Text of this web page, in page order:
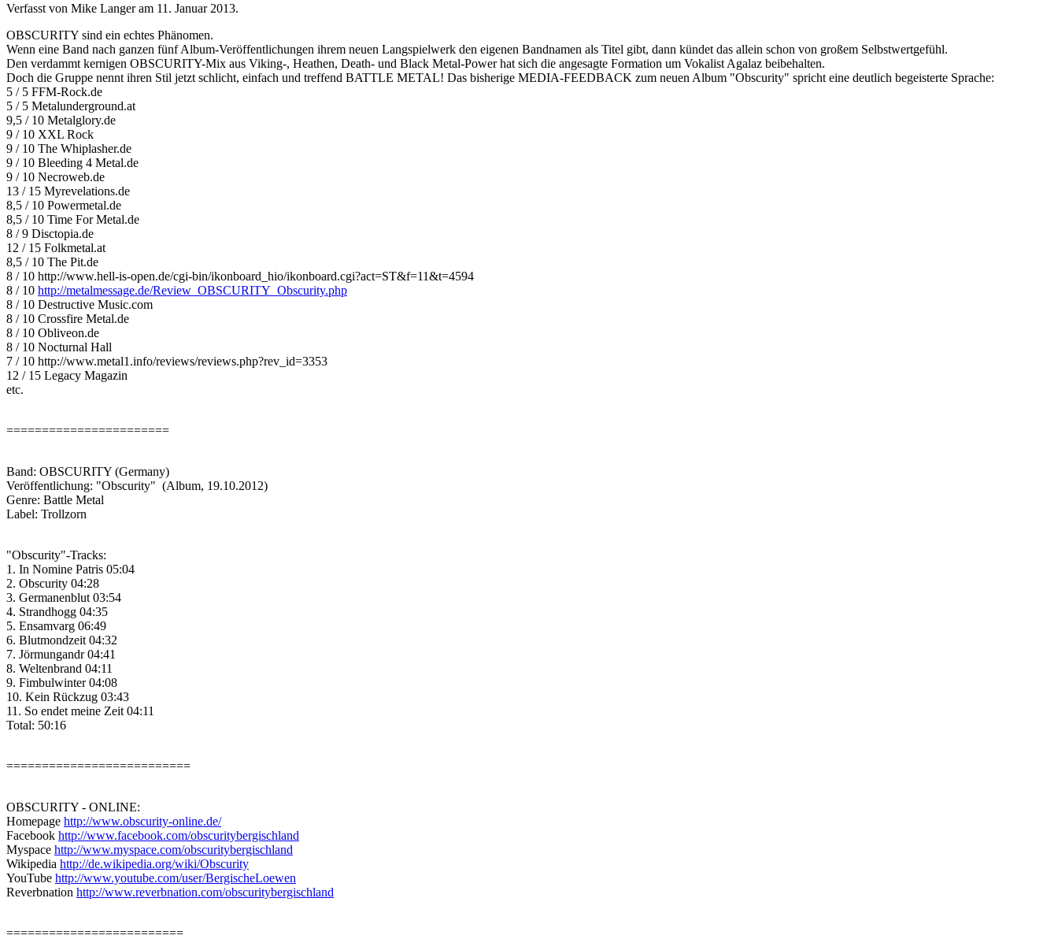
Verfasst von Mike Langer am 11. Januar 2013.
OBSCURITY sind ein echtes Phänomen.
Wenn eine Band nach ganzen fünf Album-Veröffentlichungen ihrem neuen Langspielwerk den eigenen Bandnamen als Titel gibt, dann kündet das allein schon von großem Selbstwertgefühl.
Den verdammt kernigen OBSCURITY-Mix aus Viking-, Heathen, Death- und Black Metal-Power hat sich die angesagte Formation um Vokalist Agalaz beibehalten.
Doch die Gruppe nennt ihren Stil jetzt schlicht, einfach und treffend BATTLE METAL! Das bisherige MEDIA-FEEDBACK zum neuen Album "Obscurity" spricht eine deutlich begeisterte Sprache:
5 / 5 FFM-Rock.de
5 / 5 Metalunderground.at
9,5 / 10 Metalglory.de
9 / 10 XXL Rock
9 / 10 The Whiplasher.de
9 / 10 Bleeding 4 Metal.de
9 / 10 Necroweb.de
13 / 15 Myrevelations.de
8,5 / 10 Powermetal.de
8,5 / 10 Time For Metal.de
8 / 9 Disctopia.de
12 / 15 Folkmetal.at
8,5 / 10 The Pit.de
8 / 10 http://www.hell-is-open.de/cgi-bin/ikonboard_hio/ikonboard.cgi?act=ST&f=11&t=4594
8 / 10 http://metalmessage.de/Review_OBSCURITY_Obscurity.php
8 / 10 Destructive Music.com
8 / 10 Crossfire Metal.de
8 / 10 Obliveon.de
8 / 10 Nocturnal Hall
7 / 10 http://www.metal1.info/reviews/reviews.php?rev_id=3353
12 / 15 Legacy Magazin
etc.
=======================
Band: OBSCURITY (Germany)
Veröffentlichung: "Obscurity" (Album, 19.10.2012)
Genre: Battle Metal
Label: Trollzorn
"Obscurity"-Tracks:
1. In Nomine Patris 05:04
2. Obscurity 04:28
3. Germanenblut 03:54
4. Strandhogg 04:35
5. Ensamvarg 06:49
6. Blutmondzeit 04:32
7. Jörmungandr 04:41
8. Weltenbrand 04:11
9. Fimbulwinter 04:08
10. Kein Rückzug 03:43
11. So endet meine Zeit 04:11
Total: 50:16
==========================
OBSCURITY - ONLINE:
Homepage http://www.obscurity-online.de/
Facebook http://www.facebook.com/obscuritybergischland
Myspace http://www.myspace.com/obscuritybergischland
Wikipedia http://de.wikipedia.org/wiki/Obscurity
YouTube http://www.youtube.com/user/BergischeLoewen
Reverbnation http://www.reverbnation.com/obscuritybergischland
=========================